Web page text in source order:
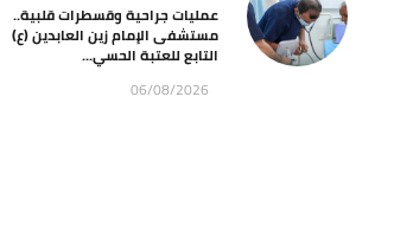
عمليات جراحية وقسطرات قلبية..
مستشفى الإمام زين العابدين (ع)
التابع للعتبة الحسي...
06/08/2026